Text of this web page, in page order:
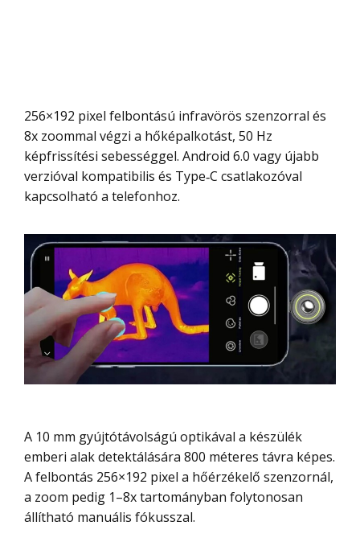
256×192 pixel felbontású infravörös szenzorral és
8x zoommal végzi a hőképalkotást, 50 Hz
képfrissítési sebességgel. Android 6.0 vagy újabb
verzióval kompatibilis és Type‑C csatlakozóval
kapcsolható a telefonhoz.
A 10 mm gyújtótávolságú optikával a készülék
emberi alak detektálására 800 méteres távra képes.
A felbontás 256×192 pixel a hőérzékelő szenzornál,
a zoom pedig 1–8x tartományban folytonosan
állítható manuális fókusszal.